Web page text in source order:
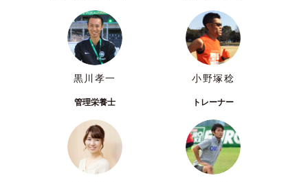
黒川孝一 小野塚稔
管理栄養士 トレーナー